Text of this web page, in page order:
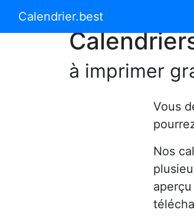
Calendrier.bestCalendrier 2024
à imprimer
Vous
Nos